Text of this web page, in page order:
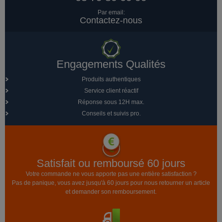
Par email:
Contactez-nous
Engagements Qualités
Produits authentiques
Service client réactif
Réponse sous 12H max.
Conseils et suivis pro.
Satisfait ou remboursé 60 jours
Votre commande ne vous apporte pas une entière satisfaction ?
Pas de panique, vous avez jusqu'à 60 jours pour nous retourner un article
et demander son remboursement.